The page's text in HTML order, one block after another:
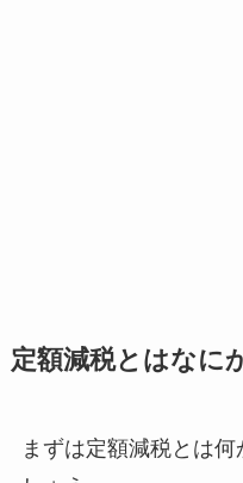
定額減税とはなに
まずは定額減税とは